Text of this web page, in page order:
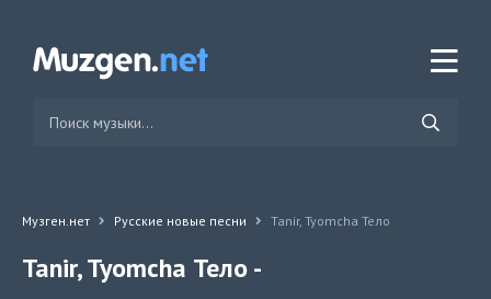
Музген.нет Русские новые песни Tanir, Tyomcha Тело
Tanir, Tyomcha Тело -